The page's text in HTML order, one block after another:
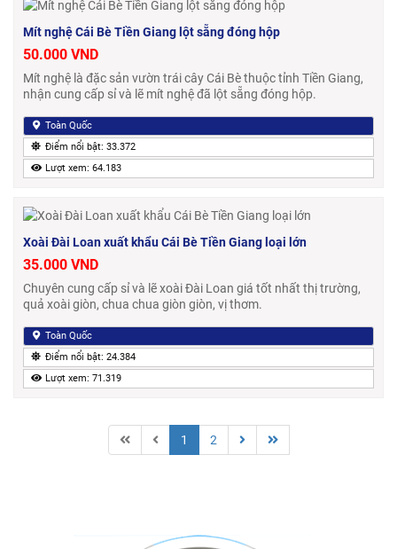
Mít nghệ Cái Bè Tiền Giang lột sẵng đóng hộp
50.000 VND
Mít nghệ là đặc sản vườn trái cây Cái Bè thuộc tỉnh Tiền Giang,
nhận cung cấp sỉ và lẽ mít nghệ đã lột sẵng đóng hộp.
Toàn Quốc
Điểm nổi bật: 33.372
Lượt xem: 64.183
Xoài Đài Loan xuất khẩu Cái Bè Tiền Giang loại lớn
35.000 VND
Chuyên cung cấp sỉ và lẽ xoài Đài Loan giá tốt nhất thị trường,
quả xoài giòn, chua chua giòn giòn, vị thơm.
Toàn Quốc
Điểm nổi bật: 24.384
Lượt xem: 71.319
1 2